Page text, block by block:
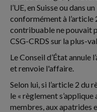
l’UE, en Suisse ou dans
conformément à l’article
contribuable ne pouvait
CSG-CRDS sur la plus-
Le Conseil d’État annule
et renvoie l'affaire.
Selon lui, si l’article 2 du
le « règlement
membres, aux apatrides